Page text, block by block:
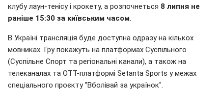
клубу лаун-тенісу і крокету, а розпочнеться 8 липня не
раніше 15:30 за київським часом.
В Україні трансляція буде доступна одразу на кількох
мовниках. Гру покажуть на платформах Суспільного
(Суспільне Спорт та регіональні канали), а також на
телеканалах та ОТТ-платформі Setanta Sports у межах
спеціального проєкту "Вболівай за українок".